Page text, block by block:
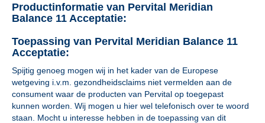
Productinformatie van Pervital Meridian
Balance 11 Acceptatie:
Toepassing van Pervital Meridian Balance 11
Acceptatie:
Spijtig genoeg mogen wij in het kader van de Europese
wetgeving i.v.m. gezondheidsclaims niet vermelden aan de
consument waar de producten van Pervital op toegepast
kunnen worden. Wij mogen u hier wel telefonisch over te woord
staan. Mocht u interesse hebben in de toepassing van dit